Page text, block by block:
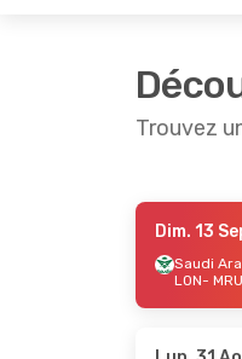
Trouvez
- Dim. 4 Oct.
1 Escale
Dim. 13
Saudi
LON- MRU